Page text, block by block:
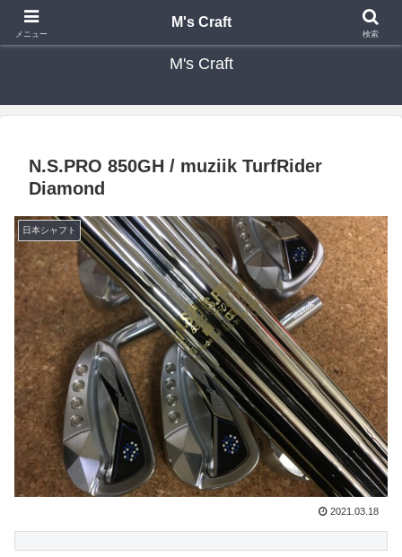
カスタムクラブ・リシャフト・修理 専門店 ゴルフ工房 エムズクラフト
M's Craft
N.S.PRO 850GH / muziik TurfRider
Diamond
日本シャフト
2021.03.18
メニュー
M's Craft
検索